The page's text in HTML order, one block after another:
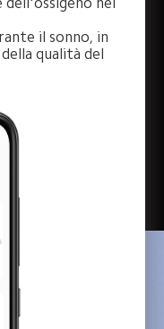
nel
il sonno, in
qualità del